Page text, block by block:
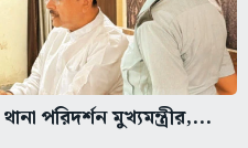
পরিদর্শন মুখ্যমন্ত্রীর,...